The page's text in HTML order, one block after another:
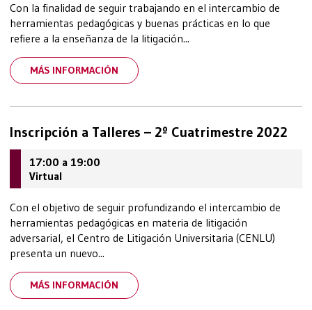
Con la finalidad de seguir trabajando en el intercambio de
herramientas pedagógicas y buenas prácticas en lo que
refiere a la enseñanza de la litigación...
MÁS INFORMACIÓN
Inscripción a Talleres – 2º Cuatrimestre 2022
17:00 a 19:00
Virtual
Con el objetivo de seguir profundizando el intercambio de
herramientas pedagógicas en materia de litigación
adversarial, el Centro de Litigación Universitaria (CENLU)
presenta un nuevo...
MÁS INFORMACIÓN